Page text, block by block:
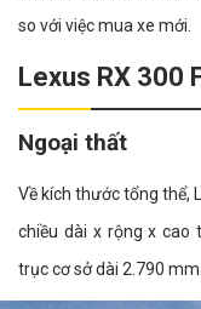
so với việc mua xe mới.
Lexus RX 300
Ngoại thất
Về kích thước tổng thể,
chiều dài x rộng x cao
trục cơ sở dài 2.790 mm.